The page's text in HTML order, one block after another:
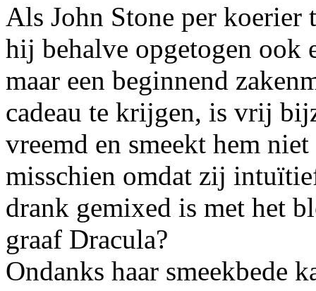
Als John Stone per koerier
hij behalve opgetogen ook
maar een beginnend
cadeau te krijgen, is vrij
vreemd en smeekt hem
misschien omdat zij
drank gemixed is met het
graaf Dracula?
Ondanks haar smeekbede